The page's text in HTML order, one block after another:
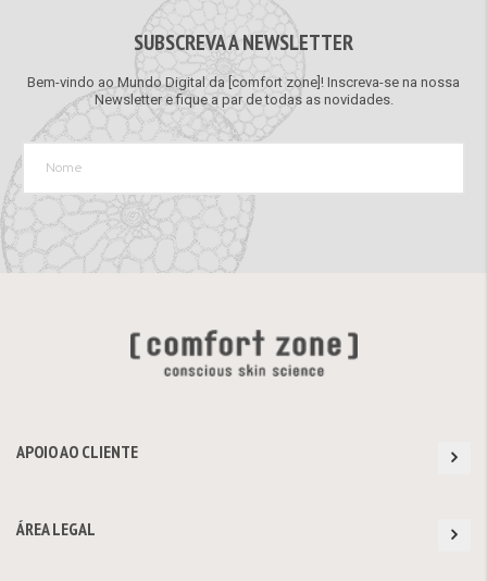
SUBSCREVA A NEWSLETTER
Bem-vindo ao Mundo Digital da [comfort zone]! Inscreva-se na nossa
Newsletter e fique a par de todas as novidades.
APOIO AO CLIENTE
ÁREA LEGAL